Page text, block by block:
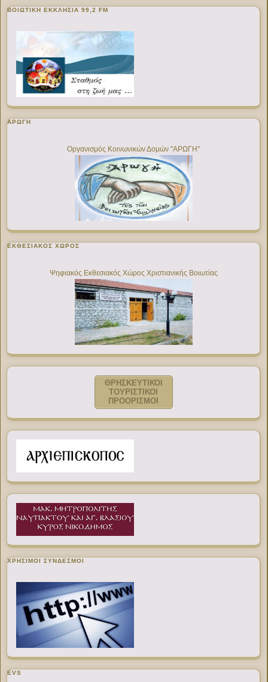
ΒΟΙΩΤΙΚΉ ΕΚΚΛΗΣΊΑ 99,2 FM
ΑΡΩΓΗ
Οργανισμός Κοινωνικών Δομών "ΑΡΩΓΗ"
ΕΚΘΕΣΙΑΚΌΣ ΧΏΡΟΣ
Ψηφιακός Εκθεσιακός Χώρος Χριστιανικής Βοιωτίας
ΘΡΗΣΚΕΥΤΙΚΟΙ
ΤΟΥΡΙΣΤΙΚΟΙ
ΠΡΟΟΡΙΣΜΟΙ
ΧΡΉΣΙΜΟΙ ΣΎΝΔΕΣΜΟΙ
EVS